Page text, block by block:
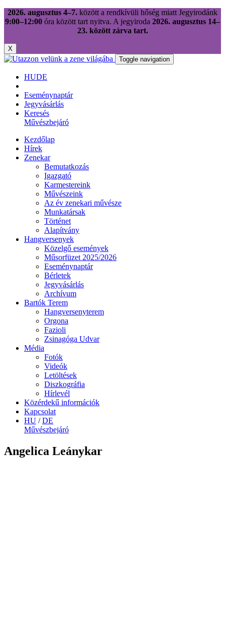
2026. augusztus 4–7. között a rendkívüli hőség miatt Jegyirodánk
9:00–12:00 óra között tart nyitva. A jegyiroda 2026. augusztus 14–
23. között zárva tart.
X
Toggle navigation
HUDE
Eseménynaptár
Jegyvásárlás
Keresés
Művészbejáró
Kezdőlap
Hírek
Zenekar
Bemutatkozás
Igazgató
Karmestereink
Művészeink
Az év zenekari művésze
Munkatársak
Történet
Alapítvány
Hangversenyek
Közelgő események
Műsorfüzet 2025/2026
Eseménynaptár
Bérletek
Jegyvásárlás
Archívum
Bartók Terem
Hangversenyterem
Orgona
Fazioli
Zsinagóga Udvar
Média
Fotók
Videók
Letöltések
Diszkográfia
Hírlevél
Közérdekű információk
Kapcsolat
HU / DE
Művészbejáró
Angelica Leánykar